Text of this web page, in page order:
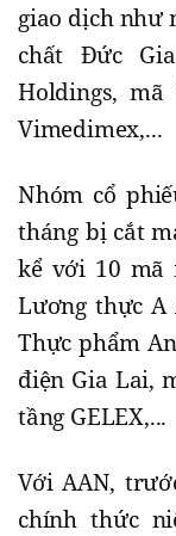
giao dịch như
chất Đức
Holdings, mã
Vimedimex,...
Nhóm cổ
tháng bị cắt
kể với 10 mã
Lương thực A
Thực phẩm
điện Gia Lai,
tầng GELEX,...
Với AAN,
chính thức